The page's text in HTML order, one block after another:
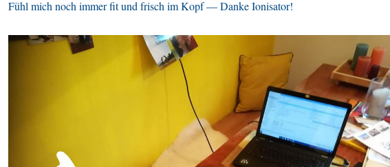
Fühl mich noch immer fit und frisch im Kopf — Danke Ionisator!